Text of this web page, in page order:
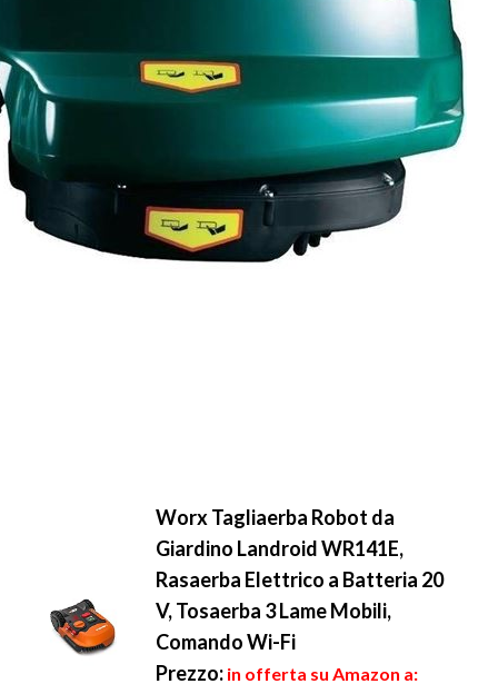
Worx Tagliaerba Robot da
Giardino Landroid WR141E,
Rasaerba Elettrico a Batteria 20
V, Tosaerba 3 Lame Mobili,
Comando Wi-Fi
Prezzo: in offerta su Amazon a: